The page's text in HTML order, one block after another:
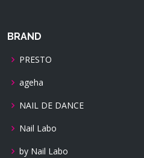
BRAND
PRESTO
ageha
NAIL DE DANCE
Nail Labo
by Nail Labo